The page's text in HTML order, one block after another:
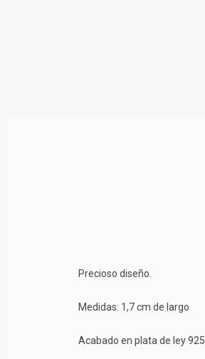
Precioso diseño.
Medidas: 1,7 cm de largo
Acabado en plata de ley 925